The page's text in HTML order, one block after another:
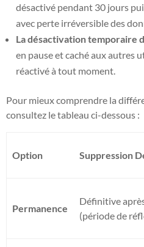
désactivé pendant 30 jours
avec perte irréversible des
La désactivation temporaire
en pause et caché aux autres
réactivé à tout moment.
Pour mieux comprendre la
consultez le tableau ci-dessous :
Option Suppression
Permanence
Définitive
(période de